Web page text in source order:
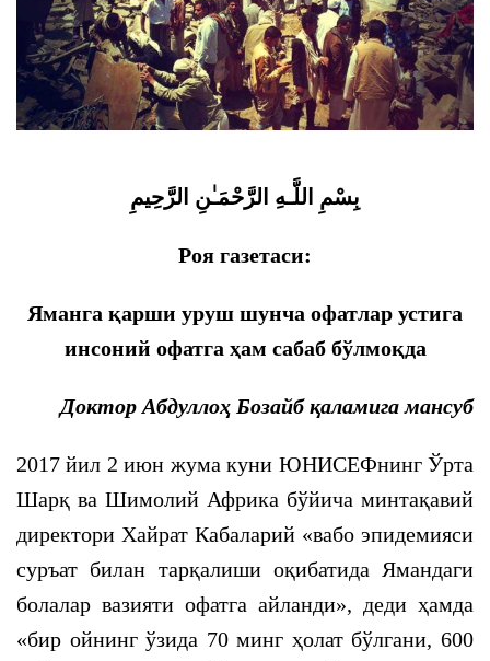
بِسْمِ اللَّـهِ الرَّحْمَـٰنِ الرَّحِيمِ
Роя газетаси:
Яманга қарши уруш шунча офатлар устига
инсоний офатга ҳам сабаб бўлмоқда
Доктор Абдуллоҳ Бозайб қаламига мансуб
2017 йил 2 июн жума куни ЮНИСЕФнинг Ўрта
Шарқ ва Шимолий Африка бўйича минтақавий
директори Хайрат Кабаларий «вабо эпидемияси
суръат билан тарқалиши оқибатида Ямандаги
болалар вазияти офатга айланди», деди ҳамда
«бир ойнинг ўзида 70 минг ҳолат бўлгани, 600